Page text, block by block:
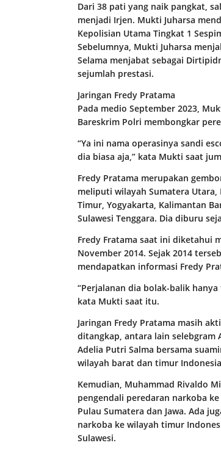
Dari 38 pati yang naik pangkat,
menjadi Irjen. Mukti Juharsa
Kepolisian Utama Tingkat 1
Sebelumnya, Mukti Juharsa
Selama menjabat sebagai
sejumlah prestasi.
Jaringan Fredy Pratama
Pada medio September 2023,
Bareskrim Polri membongkar
“Ya ini nama operasinya sandi
dia biasa aja,” kata Mukti saat
Fredy Pratama merupakan
meliputi wilayah Sumatera Utara,
Timur, Yogyakarta, Kalimantan
Sulawesi Tenggara. Dia diburu
Fredy Fratama saat ini diketahui
November 2014. Sejak 2014
mendapatkan informasi Fredy
“Perjalanan dia bolak-balik
kata Mukti saat itu.
Jaringan Fredy Pratama masih
ditangkap, antara lain selebgram
Adelia Putri Salma bersama
wilayah barat dan timur
Kemudian, Muhammad Rivaldo
pengendali peredaran narkoba
Pulau Sumatera dan Jawa. Ada
narkoba ke wilayah timur
Sulawesi.